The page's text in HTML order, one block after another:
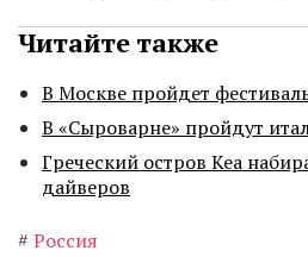
Читайте также
В Москве пройдет
В «Сыроварне» пройдут
Греческий остров Кеа
дайверов
# Россия